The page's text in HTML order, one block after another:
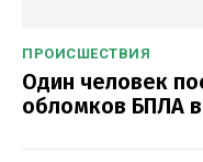
ПРОИСШЕСТВИЯ
Один человек
обломков БПЛА